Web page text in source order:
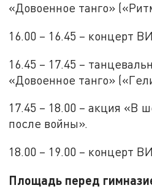
«Довоенное танго»
16.00 – 16.45 – концерт
16.45 – 17.45 –
«Довоенное танго»
17.45 – 18.00 – акция «В
после войны».
18.00 – 19.00 – концерт
Площадь перед